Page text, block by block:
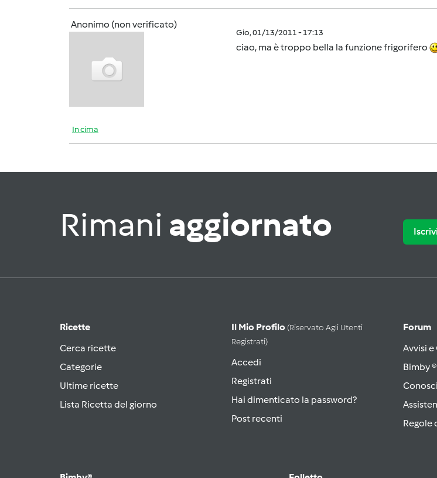
Anonimo (non verificato)
Gio, 01/13/2011 - 17:13
ciao, ma è troppo bella la funzione frigorifero
In cima
Rimani aggiornato
Ricette
Cerca ricette
Categorie
Ultime ricette
Lista Ricetta del giorno
Il Mio Profilo (riservato Agli Utenti
Registrati)
Accedi
Registrati
Hai dimenticato la password?
Post recenti
Forum
Avvisi
Bimby ®
Regole